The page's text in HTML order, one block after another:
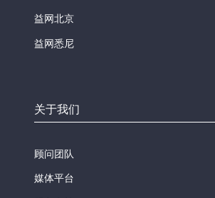
益网北京
益网悉尼
关于我们
顾问团队
媒体平台